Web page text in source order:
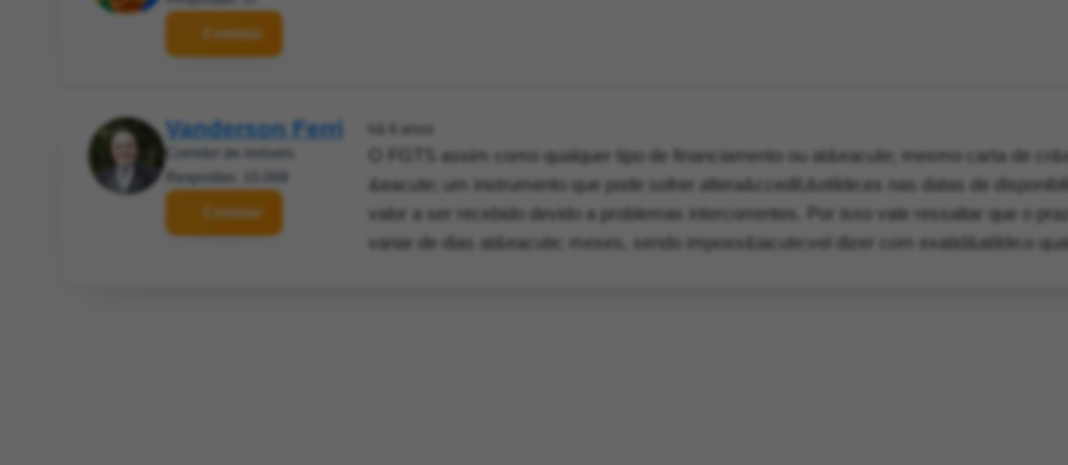
Contatar
Vanderson Ferri
Corretor de imóveis
Respostas: 10.068
Contatar
há 6 anos
O FGTS assim como qualquer tipo de financiamento ou at&eacute; mesmo carta de
&eacute; um instrumento que pode sofrer altera&ccedil;&otilde;es nas datas de
valor a ser recebido devido a problemas intercorrentes. Por isso vale ressaltar que o
variar de dias at&eacute; meses, sendo imposs&iacute;vel dizer com exatid&atilde;o qual